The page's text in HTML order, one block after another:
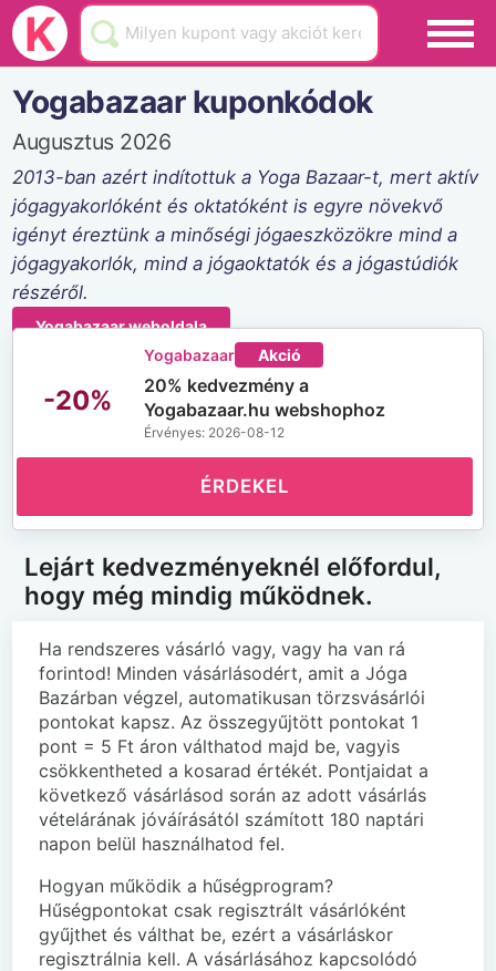
K
Black Friday
Hamarosan lejár
Üzletek
Blog
Akciók
Yogabazaar kuponkódok
Augusztus 2026
2013-ban azért indítottuk a Yoga Bazaar-t, mert aktív
jógagyakorlóként és oktatóként is egyre növekvő
igényt éreztünk a minőségi jógaeszközökre mind a
jógagyakorlók, mind a jógaoktatók és a jógastúdiók
részéről.
Yogabazaar weboldala
-20%
Yogabazaar Akció
20% kedvezmény a
Yogabazaar.hu webshophoz
Érvényes: 2026-08-12
ÉRDEKEL
Lejárt kedvezményeknél előfordul,
hogy még mindig működnek.
Ha rendszeres vásárló vagy, vagy ha van rá
forintod! Minden vásárlásodért, amit a Jóga
Bazárban végzel, automatikusan törzsvásárlói
pontokat kapsz. Az összegyűjtött pontokat 1
pont = 5 Ft áron válthatod majd be, vagyis
csökkentheted a kosarad értékét. Pontjaidat a
következő vásárlásod során az adott vásárlás
vételárának jóváírásától számított 180 naptári
napon belül használhatod fel.
Hogyan működik a hűségprogram?
Hűségpontokat csak regisztrált vásárlóként
gyűjthet és válthat be, ezért a vásárláskor
regisztrálnia kell. A vásárlásához kapcsolódó